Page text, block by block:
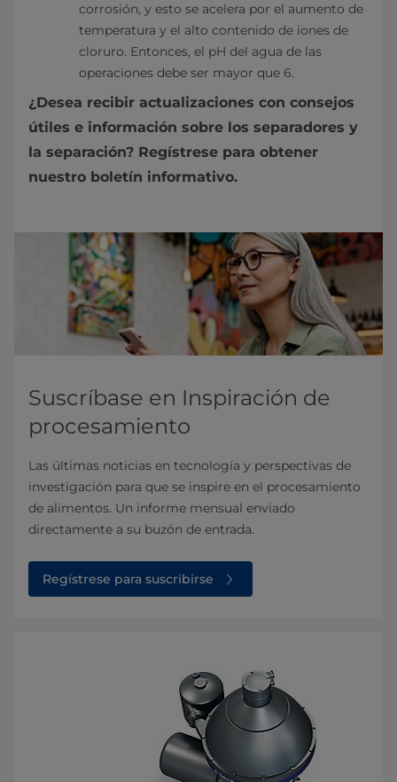
corrosión, y esto se acelera por el aumento de
temperatura y el alto contenido de iones de
cloruro. Entonces, el pH del agua de las
operaciones debe ser mayor que 6.
¿Desea recibir actualizaciones con consejos
útiles e información sobre los separadores y
la separación? Regístrese para obtener
nuestro boletín informativo.
Suscríbase en Inspiración de
procesamiento
Las últimas noticias en tecnología y perspectivas de
investigación para que se inspire en el procesamiento
de alimentos. Un informe mensual enviado
directamente a su buzón de entrada.
Regístrese para suscribirse